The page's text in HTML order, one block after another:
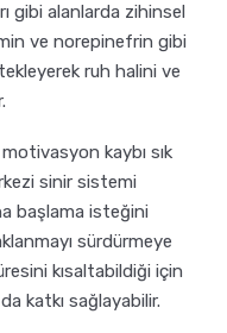
gibi alanlarda zihinsel
ve norepinefrin gibi
ruh halini ve
kaybı sık
sinir sistemi
başlama isteğini
sürdürmeye
kısaltabildiği için
katkı sağlayabilir.